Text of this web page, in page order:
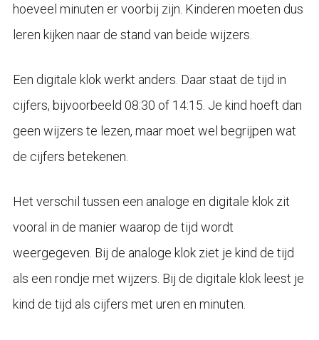
hoeveel minuten er voorbij zijn. Kinderen moeten dus
leren kijken naar de stand van beide wijzers.
Een digitale klok werkt anders. Daar staat de tijd in
cijfers, bijvoorbeeld 08:30 of 14:15. Je kind hoeft dan
geen wijzers te lezen, maar moet wel begrijpen wat
de cijfers betekenen.
Het verschil tussen een analoge en digitale klok zit
vooral in de manier waarop de tijd wordt
weergegeven. Bij de analoge klok ziet je kind de tijd
als een rondje met wijzers. Bij de digitale klok leest je
kind de tijd als cijfers met uren en minuten.